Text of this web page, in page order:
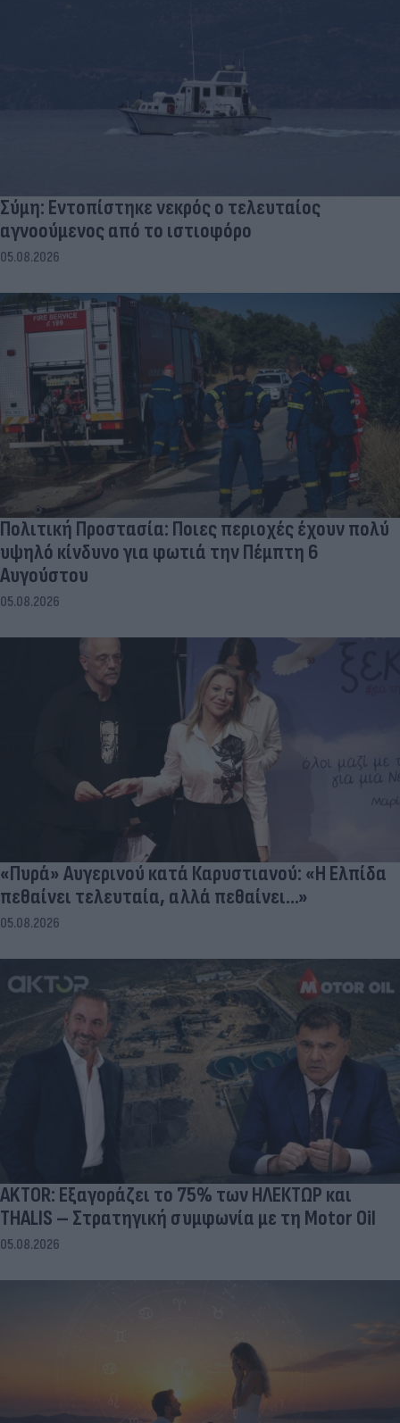
Σύμη: Εντοπίστηκε νεκρός ο τελευταίος
αγνοούμενος από το ιστιοφόρο
05.08.2026
Πολιτική Προστασία: Ποιες περιοχές έχουν πολύ
υψηλό κίνδυνο για φωτιά την Πέμπτη 6
Αυγούστου
05.08.2026
«Πυρά» Αυγερινού κατά Καρυστιανού: «Η Ελπίδα
πεθαίνει τελευταία, αλλά πεθαίνει...»
05.08.2026
AKTOR: Εξαγοράζει το 75% των ΗΛΕΚΤΩΡ και
THALIS – Στρατηγική συμφωνία με τη Motor Oil
05.08.2026